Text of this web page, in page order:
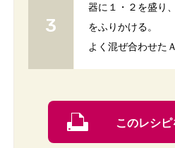
器に１・２を盛り
をふりかける。
よく混ぜ合わせた
このレシ